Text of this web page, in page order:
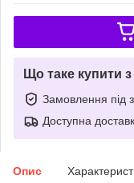
Що таке купити
Замовлення під
Доступна
Опис